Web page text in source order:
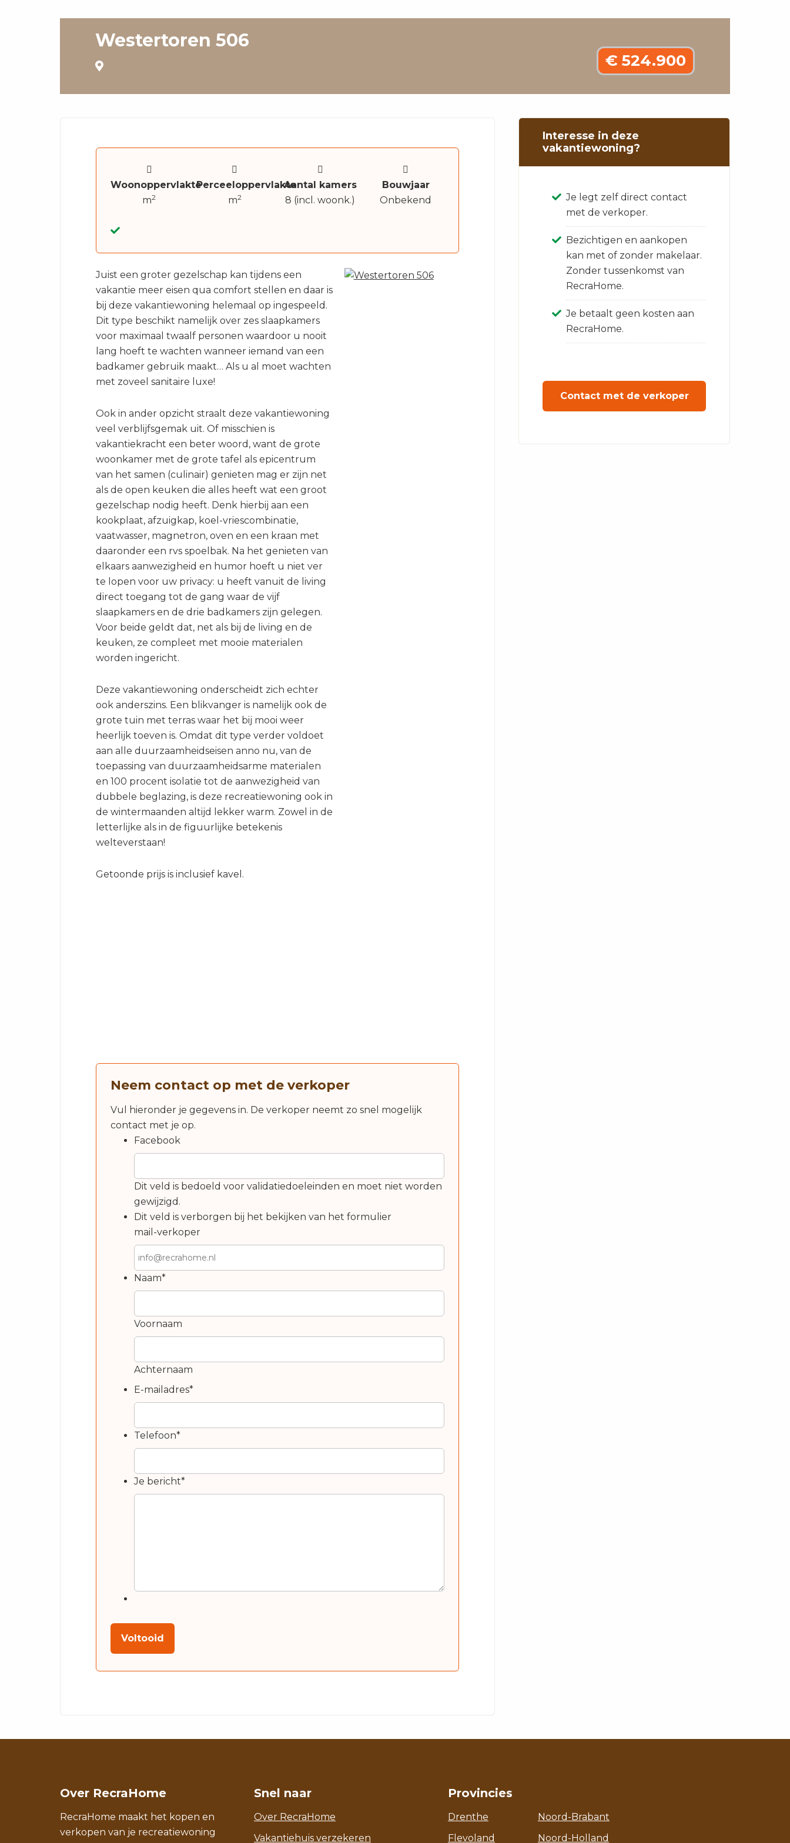
Westertoren 506
€ 524.900
Woonoppervlakte
m2
Perceeloppervlakte
m2
Aantal kamers
8 (incl. woonk.)
Bouwjaar
Onbekend
Juist een groter gezelschap kan tijdens een
vakantie meer eisen qua comfort stellen en daar is
bij deze vakantiewoning helemaal op ingespeeld.
Dit type beschikt namelijk over zes slaapkamers
voor maximaal twaalf personen waardoor u nooit
lang hoeft te wachten wanneer iemand van een
badkamer gebruik maakt… Als u al moet wachten
met zoveel sanitaire luxe!
Ook in ander opzicht straalt deze vakantiewoning
veel verblijfsgemak uit. Of misschien is
vakantiekracht een beter woord, want de grote
woonkamer met de grote tafel als epicentrum
van het samen (culinair) genieten mag er zijn net
als de open keuken die alles heeft wat een groot
gezelschap nodig heeft. Denk hierbij aan een
kookplaat, afzuigkap, koel-vriescombinatie,
vaatwasser, magnetron, oven en een kraan met
daaronder een rvs spoelbak. Na het genieten van
elkaars aanwezigheid en humor hoeft u niet ver
te lopen voor uw privacy: u heeft vanuit de living
direct toegang tot de gang waar de vijf
slaapkamers en de drie badkamers zijn gelegen.
Voor beide geldt dat, net als bij de living en de
keuken, ze compleet met mooie materialen
worden ingericht.
Deze vakantiewoning onderscheidt zich echter
ook anderszins. Een blikvanger is namelijk ook de
grote tuin met terras waar het bij mooi weer
heerlijk toeven is. Omdat dit type verder voldoet
aan alle duurzaamheidseisen anno nu, van de
toepassing van duurzaamheidsarme materialen
en 100 procent isolatie tot de aanwezigheid van
dubbele beglazing, is deze recreatiewoning ook in
de wintermaanden altijd lekker warm. Zowel in de
letterlijke als in de figuurlijke betekenis
welteverstaan!
Getoonde prijs is inclusief kavel.
Neem contact op met de verkoper
Vul hieronder je gegevens in. De verkoper neemt zo snel mogelijk
contact met je op.
Facebook
Dit veld is bedoeld voor validatiedoeleinden en moet niet worden
gewijzigd.
Dit veld is verborgen bij het bekijken van het formulier
mail-verkoper
Naam*
Voornaam
Achternaam
E-mailadres*
Telefoon*
Je bericht*
Voltooid
Interesse in deze
vakantiewoning?
Je legt zelf direct contact
met de verkoper.
Bezichtigen en aankopen
kan met of zonder makelaar.
Zonder tussenkomst van
RecraHome.
Je betaalt geen kosten aan
RecraHome.
Contact met de verkoper
Over RecraHome
RecraHome maakt het kopen en
verkopen van je recreatiewoning
Snel naar
Over RecraHome
Vakantiehuis verzekeren
Provincies
Drenthe
Flevoland
Noord-Brabant
Noord-Holland